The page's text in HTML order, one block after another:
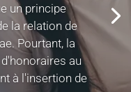
un principe
la relation de
Pourtant, la
au
à l'insertion de